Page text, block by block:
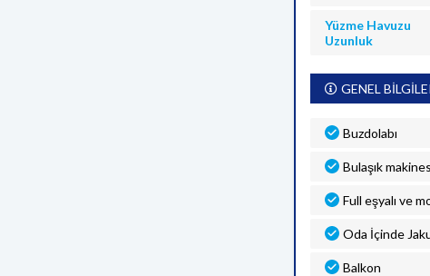
Yüzme Havuzu
Uzunluk
GENEL
Buzdolabı
Bulaşık
Full eşyalı ve
Oda İçinde
Balkon